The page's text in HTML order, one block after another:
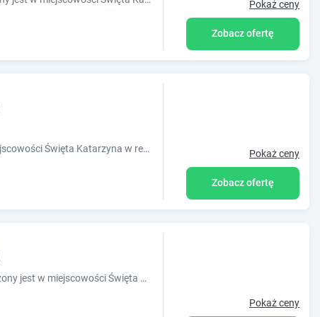
Pokaż ceny
Zobacz ofertę
Obiekt Noclegi Gaja położony jest w miejscowości Święta Katarzyna w regionie świętokrzyskie i oferuje bezpłatne Wi-Fi, plac zabaw, ogród oraz Pokaż ceny
Zobacz ofertę
Obiekt Agroturystyka Serce Łysicy położony jest w miejscowości Święta Katarzyna w regionie świętokrzyskie i oferuje bezpłatne Wi-Fi, plac zab
Pokaż ceny